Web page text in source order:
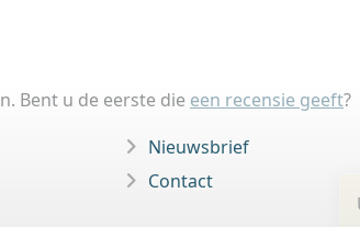
Bent u de eerste die een recensie geeft?
Nieuwsbrief
Contact